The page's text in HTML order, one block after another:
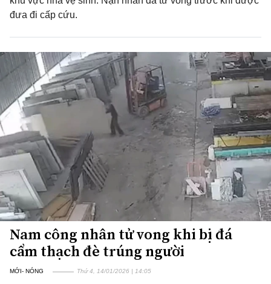
đưa đi cấp cứu.
Nam công nhân tử vong khi bị đá
cẩm thạch đè trúng người
MỚI- NÓNG Thứ 4, 14/01/2026 | 14:05